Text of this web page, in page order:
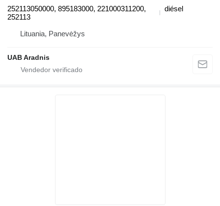
252113050000, 895183000, 221000311200,
252113
diésel
Lituania, Panevėžys
UAB Aradnis